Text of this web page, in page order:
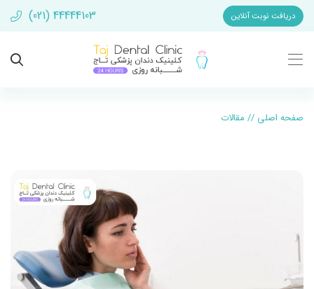
دریافت نوبت آنلاین (021) 44444103
صفحه اصلی // مقالات